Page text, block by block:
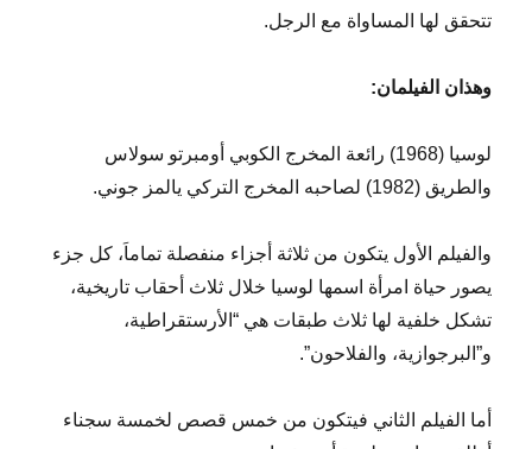
تتحقق لها المساواة مع الرجل.
وهذان الفيلمان:
لوسيا (1968) رائعة المخرج الكوبي أومبرتو سولاس
والطريق (1982) لصاحبه المخرج التركي يالمز جوني.
والفيلم الأول يتكون من ثلاثة أجزاء منفصلة تماماَ، كل جزء
يصور حياة امرأة اسمها لوسيا خلال ثلاث أحقاب تاريخية،
تشكل خلفية لها ثلاث طبقات هي “الأرستقراطية،
و”البرجوازية، والفلاحون”.
أما الفيلم الثاني فيتكون من خمس قصص لخمسة سجناء